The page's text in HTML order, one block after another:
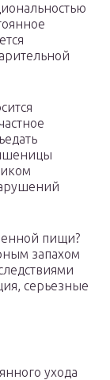
пищи?
запахом
серьезные
ухода